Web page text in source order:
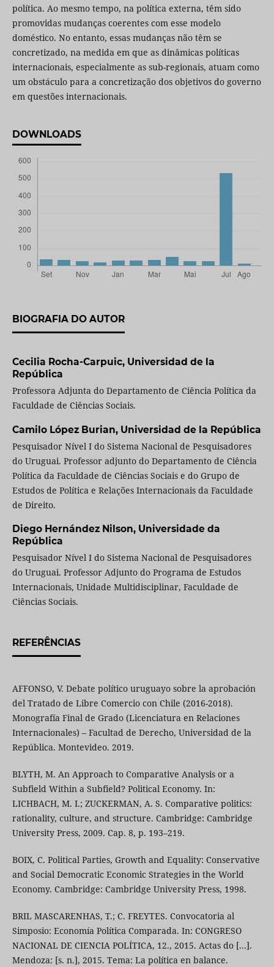
política. Ao mesmo tempo, na política externa, têm sido
promovidas mudanças coerentes com esse modelo
doméstico. No entanto, essas mudanças não têm se
concretizado, na medida em que as dinâmicas políticas
internacionais, especialmente as sub-regionais, atuam como
um obstáculo para a concretização dos objetivos do governo
em questões internacionais.
DOWNLOADS
BIOGRAFIA DO AUTOR
Cecilia Rocha-Carpuic, Universidad de la
República
Professora Adjunta do Departamento de Ciência Política da
Faculdade de Ciências Sociais.
Camilo López Burian, Universidad de la República
Pesquisador Nível I do Sistema Nacional de Pesquisadores
do Uruguai. Professor adjunto do Departamento de Ciência
Política da Faculdade de Ciências Sociais e do Grupo de
Estudos de Política e Relações Internacionais da Faculdade
de Direito.
Diego Hernández Nilson, Universidade da
República
Pesquisador Nível I do Sistema Nacional de Pesquisadores
do Uruguai. Professor Adjunto do Programa de Estudos
Internacionais, Unidade Multidisciplinar, Faculdade de
Ciências Sociais.
REFERÊNCIAS
AFFONSO, V. Debate político uruguayo sobre la aprobación
del Tratado de Libre Comercio con Chile (2016-2018).
Monografía Final de Grado (Licenciatura en Relaciones
Internacionales) – Facultad de Derecho, Universidad de la
República. Montevideo. 2019.
BLYTH, M. An Approach to Comparative Analysis or a
Subfield Within a Subfield? Political Economy. In:
LICHBACH, M. I.; ZUCKERMAN, A. S. Comparative politics:
rationality, culture, and structure. Cambridge: Cambridge
University Press, 2009. Cap. 8, p. 193–219.
BOIX, C. Political Parties, Growth and Equality: Conservative
and Social Democratic Economic Strategies in the World
Economy. Cambridge: Cambridge University Press, 1998.
BRIL MASCARENHAS, T.; C. FREYTES. Convocatoria al
Simposio: Economía Política Comparada. In: CONGRESO
NACIONAL DE CIENCIA POLÍTICA, 12., 2015. Actas do [...].
Mendoza: [s. n.], 2015. Tema: La política en balance.